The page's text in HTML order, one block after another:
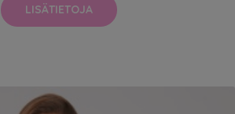
LISÄTIETOJA